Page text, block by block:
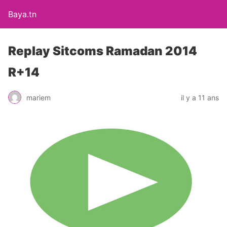
Baya.tn
Replay Sitcoms Ramadan 2014
R+14
mariem il y a 11 ans